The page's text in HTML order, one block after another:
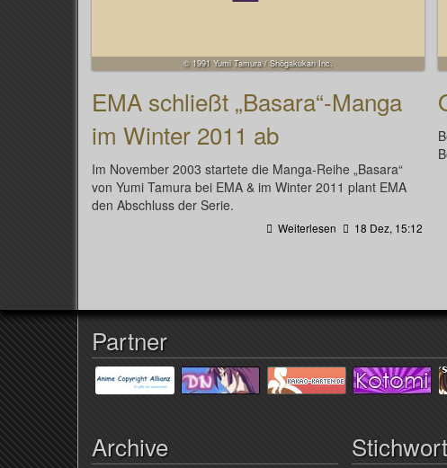
© 1991 Yumi Tamura / Shōgakukan Inc.
EMA schließt „Basara“-Manga
im Winter 2011 ab
Im November 2003 startete die Manga-Reihe „Basara“
von Yumi Tamura bei EMA & im Winter 2011 plant EMA
den Abschluss der Serie.
Weiterlesen 18 Dez, 15:12
Partner
Archive